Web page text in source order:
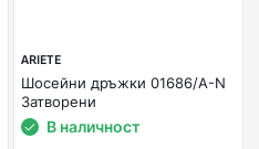
ARIETE
Шосейни дръжки 01686/A-N
Затворени
В наличност